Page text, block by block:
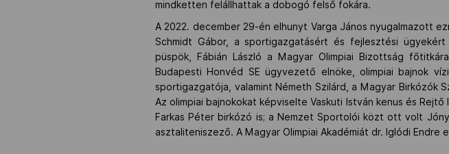
mindketten felállhattak a dobogó felső fokára.
A 2022. december 29-én elhunyt Varga János nyugalmazott
Schmidt Gábor, a sportigazgatásért és fejlesztési
püspök, Fábián László a Magyar Olimpiai Bizottság
Budapesti Honvéd SE ügyvezető elnöke, olimpiai bajnok
sportigazgatója, valamint Németh Szilárd, a Magyar Birkózók
Az olimpiai bajnokokat képviselte Vaskuti István kenus és
Farkas Péter birkózó is; a Nemzet Sportolói közt ott volt
asztaliteniszező. A Magyar Olimpiai Akadémiát dr. Iglódi